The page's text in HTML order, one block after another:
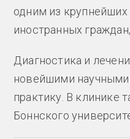
одним из крупнейших
иностранных
Диагностика и
новейшими
практику. В клинике
Боннского